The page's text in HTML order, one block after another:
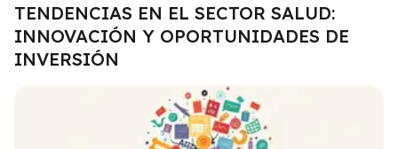
TENDENCIAS EN EL SECTOR SALUD:
INNOVACIÓN Y OPORTUNIDADES DE
INVERSIÓN